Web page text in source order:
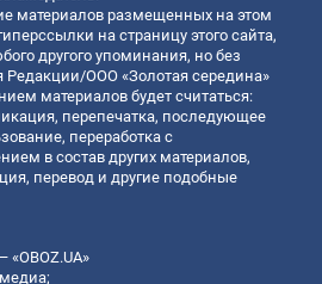
материалов размещенных на этом
на страницу этого сайта,
другого упоминания, но без
Редакции/ООО «Золотая середина»
материалов будет считаться:
перепечатка, последующее
переработка с
в состав других материалов,
перевод и другие подобные